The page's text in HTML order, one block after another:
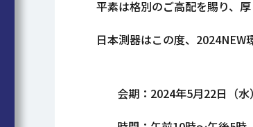
平素は格別のご高配を賜り、厚
日本測器はこの度、2024NEW
会期：2024年5月22日（水